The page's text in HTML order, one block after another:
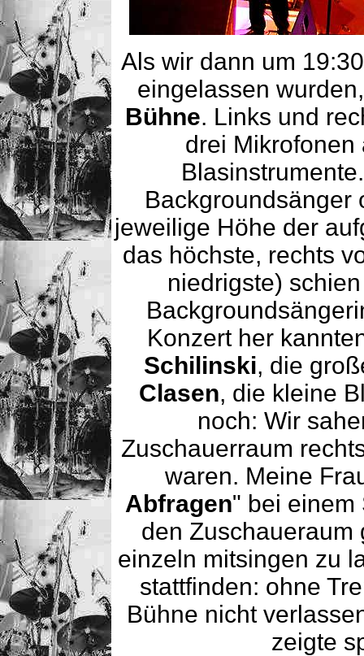
Als wir dann um
eingelassen
Bühne. Links und
drei
Backgroundsänger
jeweilige Höhe der
das höchste, rechts
niedrigste)
Konzert her
Schilinski, die
Clasen, die kleine
noch: Wir
Zuschauerraum
waren. Meine
Abfragen" bei einem
den Zuschaueraum
einzeln mitsingen zu
stattfinden: ohne
Bühne nicht
zeigte